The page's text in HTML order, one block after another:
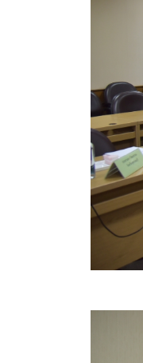
ขั้นตอนและวิ
แบบฟอร์มกา
การบริการแ
หนังสือสั่งการ
สรุปผลการป
ระเบียบพัสดุ